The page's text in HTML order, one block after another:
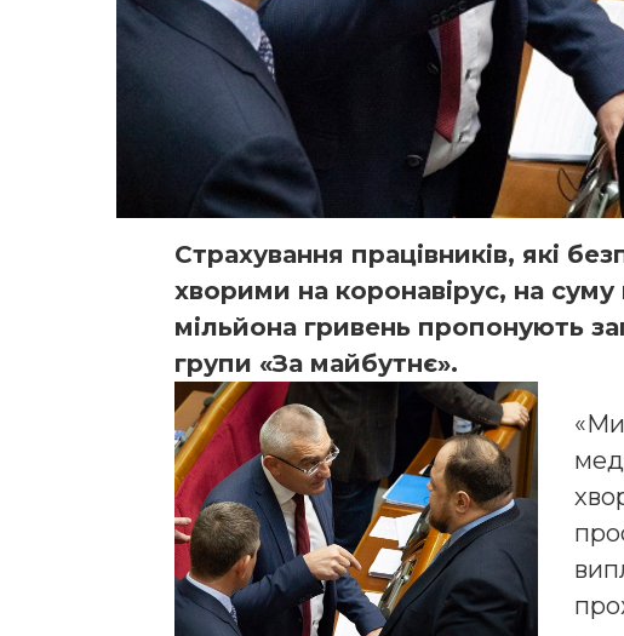
Страхування працівників, які
хворими на коронавірус, на суму
мільйона гривень пропонують
групи «За майбутнє».
«Ми